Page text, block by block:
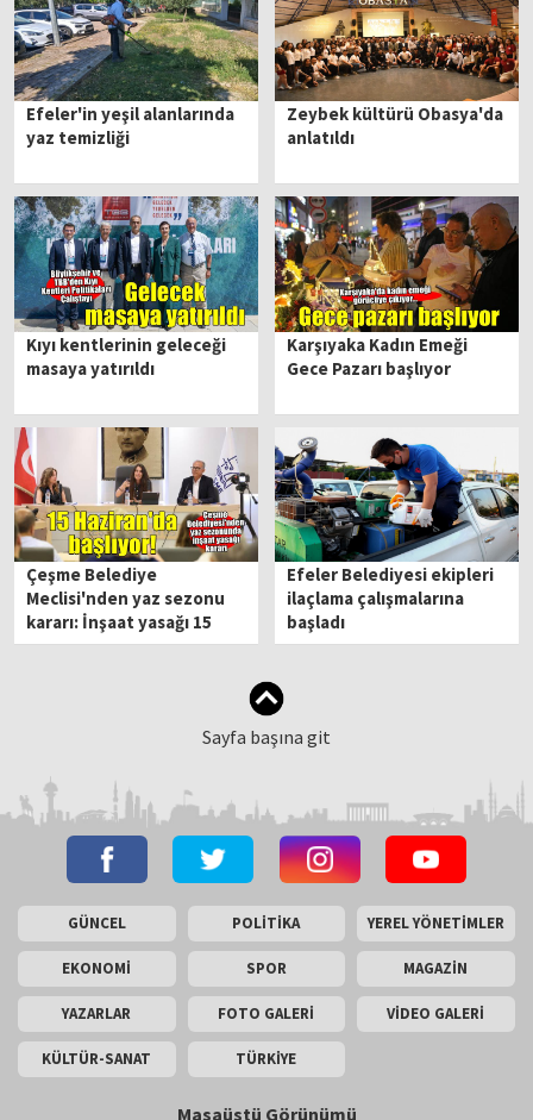
Efeler'in yeşil alanlarında
yaz temizliği
Zeybek kültürü Obasya'da
anlatıldı
Kıyı kentlerinin geleceği
masaya yatırıldı
Karşıyaka Kadın Emeği
Gece Pazarı başlıyor
Çeşme Belediye
Meclisi'nden yaz sezonu
kararı: İnşaat yasağı 15
Haziran’da başlıyor
Efeler Belediyesi ekipleri
ilaçlama çalışmalarına
başladı
Sayfa başına git
GÜNCEL POLİTİKA YEREL YÖNETİMLER
EKONOMİ SPOR MAGAZİN
YAZARLAR FOTO GALERİ VİDEO GALERİ
KÜLTÜR-SANAT TÜRKİYE
Masaüstü Görünümü